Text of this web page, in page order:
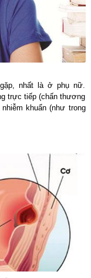
nhất là ở phụ nữ.
trực tiếp (chấn thương
khuẩn (như trong